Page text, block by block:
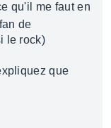
qu'il me faut en
de
le rock)
que